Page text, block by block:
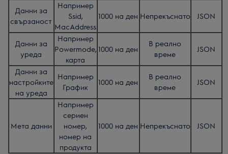
Данни за
свързаност
Например
Ssid,
MacAddress
1000 на ден Непрекъснато JSON
Данни за
уреда
Например
Powermode,
карта
1000 на ден
В реално
време
JSON
Данни за
настройките
на уреда
Например
График
1000 на ден
В реално
време
JSON
Мета данни
Например
сериен
номер,
номер на
продукта
1000 на ден Непрекъснато JSON